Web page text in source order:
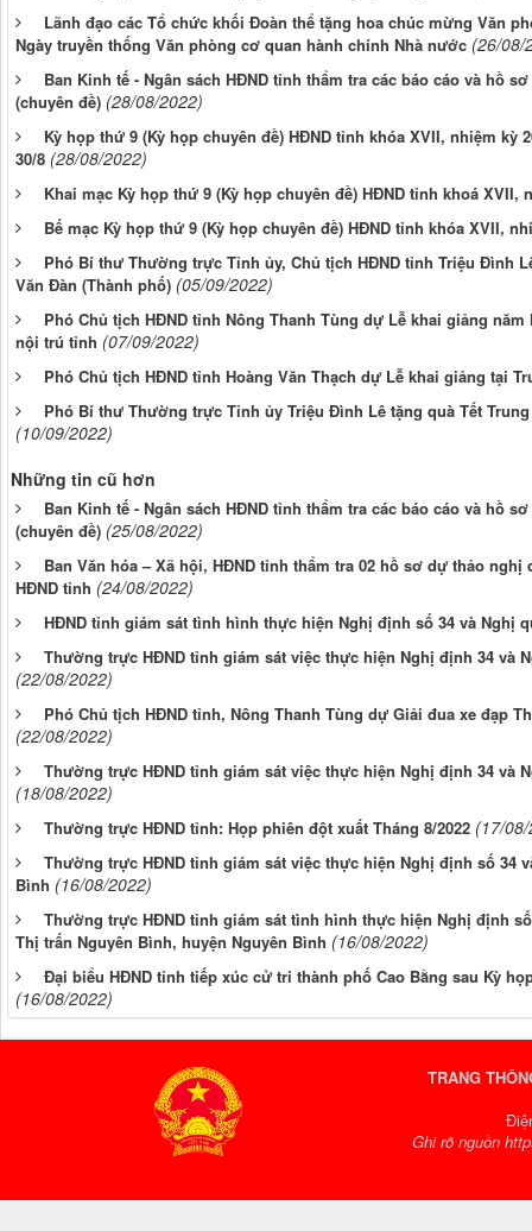
Lãnh đạo các Tổ chức khối Đoàn thể tặng hoa chúc mừng Văn
Ngày truyền thống Văn phòng cơ quan hành chính Nhà nước (26/08/
Ban Kinh tế - Ngân sách HĐND tỉnh thẩm tra các báo cáo và hồ
(chuyên đề) (28/08/2022)
Kỳ họp thứ 9 (Kỳ họp chuyên đề) HĐND tỉnh khóa XVII, nhiệm kỳ
30/8 (28/08/2022)
Khai mạc Kỳ họp thứ 9 (Kỳ họp chuyên đề) HĐND tỉnh khoá XVII,
Bế mạc Kỳ họp thứ 9 (Kỳ họp chuyên đề) HĐND tỉnh khóa XVII,
Phó Bí thư Thường trực Tỉnh ủy, Chủ tịch HĐND tỉnh Triệu Đình
Văn Đàn (Thành phố) (05/09/2022)
Phó Chủ tịch HĐND tỉnh Nông Thanh Tùng dự Lễ khai giảng
nội trú tỉnh (07/09/2022)
Phó Chủ tịch HĐND tỉnh Hoàng Văn Thạch dự Lễ khai giảng tại
Phó Bí thư Thường trực Tỉnh ủy Triệu Đình Lê tặng quà Tết
(10/09/2022)
Những tin cũ hơn
Ban Kinh tế - Ngân sách HĐND tỉnh thẩm tra các báo cáo và hồ
(chuyên đề) (25/08/2022)
Ban Văn hóa – Xã hội, HĐND tỉnh thẩm tra 02 hồ sơ dự thảo
HĐND tỉnh (24/08/2022)
HĐND tỉnh giám sát tình hình thực hiện Nghị định số 34 và Nghị
Thường trực HĐND tỉnh giám sát việc thực hiện Nghị định 34 và
(22/08/2022)
Phó Chủ tịch HĐND tỉnh, Nông Thanh Tùng dự Giải đua xe đạp
(22/08/2022)
Thường trực HĐND tỉnh giám sát việc thực hiện Nghị định 34 và
(18/08/2022)
Thường trực HĐND tỉnh: Họp phiên đột xuất Tháng 8/2022 (17/
Thường trực HĐND tỉnh giám sát việc thực hiện Nghị định số 34
Bình (16/08/2022)
Thường trực HĐND tỉnh giám sát tình hình thực hiện Nghị định
Thị trấn Nguyên Bình, huyện Nguyên Bình (16/08/2022)
Đại biểu HĐND tỉnh tiếp xúc cử tri thành phố Cao Bằng sau Kỳ
(16/08/2022)
TRANG
Ghi rõ nguồn